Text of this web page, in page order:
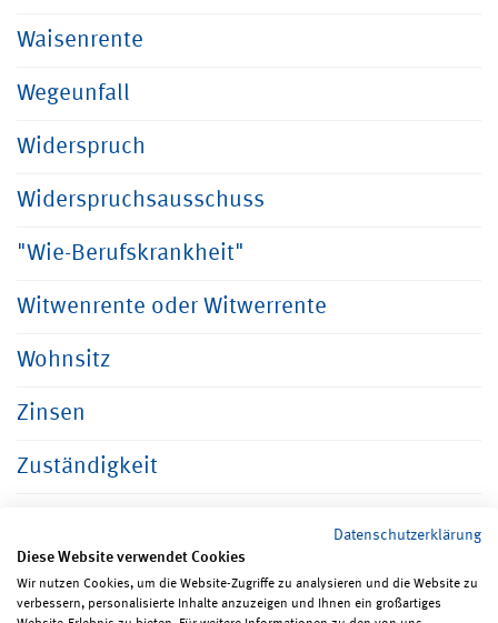
Waisenrente
Wegeunfall
Widerspruch
Widerspruchsausschuss
"Wie-Berufskrankheit"
Witwenrente oder Witwerrente
Wohnsitz
Zinsen
Zuständigkeit
Seite teilen Seite drucken
Datenschutzerklärung
Diese Website verwendet Cookies
Wir nutzen Cookies, um die Website-Zugriffe zu analysieren und die Website zu
verbessern, personalisierte Inhalte anzuzeigen und Ihnen ein großartiges